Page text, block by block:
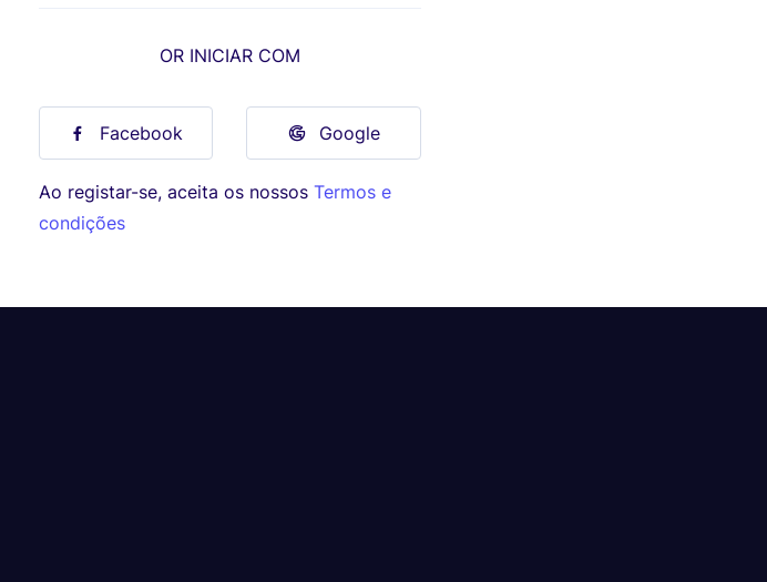
OR INICIAR COM
Facebook Google
Ao registar-se, aceita os nossos Termos e
condições